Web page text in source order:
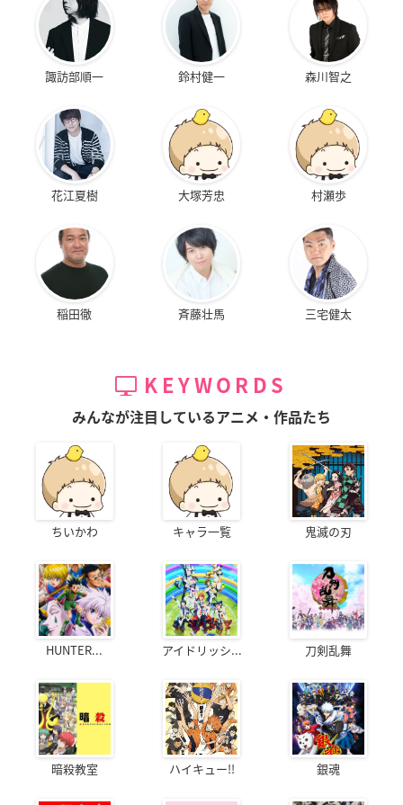
諏訪部順一 鈴村健一 森川智之
花江夏樹 大塚芳忠 村瀬歩
稲田徹 斉藤壮馬 三宅健太
KEYWORDS
みんなが注目しているアニメ・作品たち
ちいかわ キャラ一覧 鬼滅の刃
HUNTER... アイドリッシ... 刀剣乱舞
暗殺教室 ハイキュー!! 銀魂